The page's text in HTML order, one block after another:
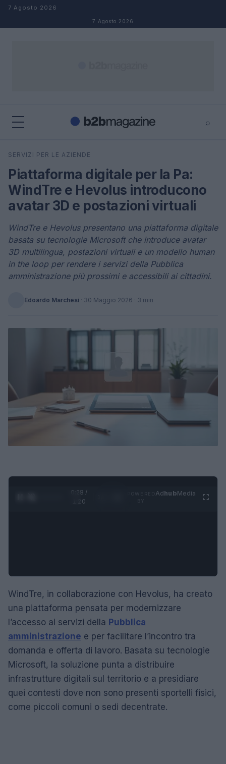
Salta al contenuto
7 Agosto 2026
7 Agosto 2026
⌕
Cerca
SERVIZI PER LE AZIENDE
Piattaforma digitale per la Pa:
WindTre e Hevolus introducono
avatar 3D e postazioni virtuali
WindTre e Hevolus presentano una piattaforma digitale
basata su tecnologie Microsoft che introduce avatar
3D multilingua, postazioni virtuali e un modello human
in the loop per rendere i servizi della Pubblica
amministrazione più prossimi e accessibili ai cittadini.
Edoardo Marchesi · 30 Maggio 2026 · 3 min
0:29 /
1:20
AdhubMedia
WindTre, in collaborazione con Hevolus, ha creato
una piattaforma pensata per modernizzare
l’accesso ai servizi della Pubblica
amministrazione e per facilitare l’incontro tra
domanda e offerta di lavoro. Basata su tecnologie
Microsoft, la soluzione punta a distribuire
infrastrutture digitali sul territorio e a presidiare
quei contesti dove non sono presenti sportelli fisici,
come piccoli comuni o sedi decentrate.